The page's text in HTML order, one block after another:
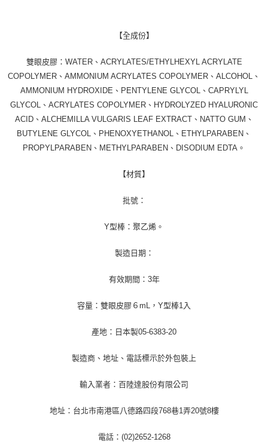
【全成份】
雙眼皮膠：WATER、ACRYLATES/ETHYLHEXYL ACRYLATE
COPOLYMER、AMMONIUM ACRYLATES COPOLYMER、ALCOHOL、
AMMONIUM HYDROXIDE、PENTYLENE GLYCOL、CAPRYLYL
GLYCOL、ACRYLATES COPOLYMER、HYDROLYZED HYALURONIC
ACID、ALCHEMILLA VULGARIS LEAF EXTRACT、NATTO GUM、
BUTYLENE GLYCOL、PHENOXYETHANOL、ETHYLPARABEN、
PROPYLPARABEN、METHYLPARABEN、DISODIUM EDTA。
【材質】
批號：
Y型棒：聚乙烯。
製造日期：
有效期間：3年
容量：雙眼皮膠６mL，Y型棒1入
產地：日本製05-6383-20
製造商、地址、電話標示於外包裝上
輸入業者：百陸達股份有限公司
地址：台北市南港區八德路四段768巷1弄20號8樓
電話：(02)2652-1268